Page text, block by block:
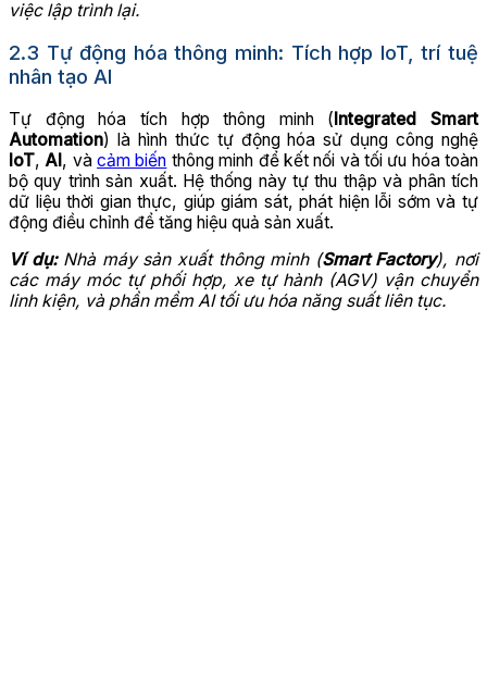
việc lập trình lại.
2.3 Tự động hóa thông minh: Tích hợp IoT, trí tuệ
nhân tạo AI
Tự động hóa tích hợp thông minh (Integrated Smart
Automation) là hình thức tự động hóa sử dụng công nghệ
IoT, AI, vàcảm biến thông minh để kết nối và tối ưu hóa toàn
bộ quy trình sản xuất. Hệ thống này tự thu thập và phân tích
dữ liệu thời gian thực, giúp giám sát, phát hiện lỗi sớm và tự
động điều chỉnh để tăng hiệu quả sản xuất.
Ví dụ:Nhà máy sản xuất thông minh (Smart Factory), nơi
các máy móc tự phối hợp, xe tự hành (AGV) vận chuyển
linh kiện, và phần mềm AI tối ưu hóa năng suất liên tục.